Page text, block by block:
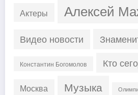
Актеры Алексей
Видео новости
Константин Богомолов Кто
Москва Музыка